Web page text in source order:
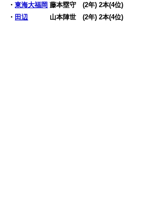
・東海大福岡 藤本塁守 (2年) 2本(4位)
・ 田辺 山本陣世 (2年) 2本(4位)